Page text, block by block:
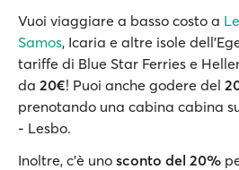
Vuoi viaggiare a basso costo a
Samos, Icaria e altre isole
tariffe di Blue Star Ferries e
da 20€! Puoi anche godere del
prenotando una cabina cabina
- Lesbo.
Inoltre, c'è uno sconto del 20%